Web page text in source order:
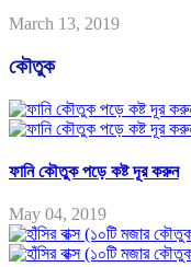
March 13, 2019
কৌতুক
ফানি কৌতুক পড়ে কষ্ট দূর করুন
May 04, 2019